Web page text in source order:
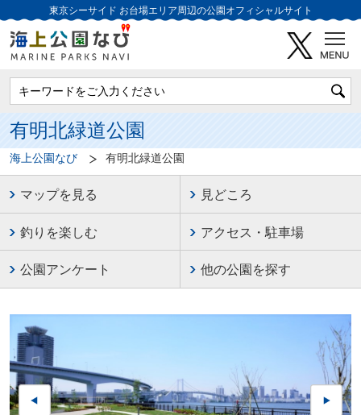
東京シーサイド お台場エリア周辺の公園オフィシャルサイト
有明北緑道公園
海上公園なび 有明北緑道公園
マップを見る 見どころ
釣りを楽しむ アクセス・駐車場
公園アンケート 他の公園を探す